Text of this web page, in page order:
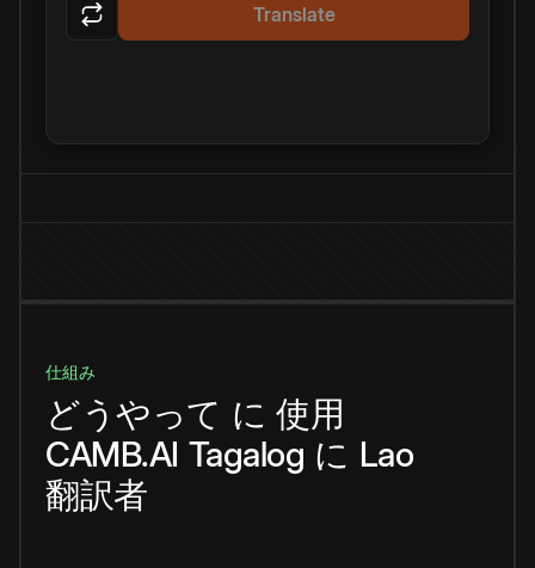
Translate
仕組み
どうやって に 使用
CAMB.AI Tagalog に Lao
翻訳者